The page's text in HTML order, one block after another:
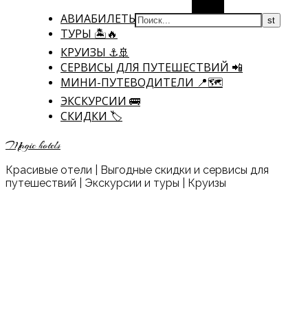
АВИАБИЛЕТЫ ✈
ТУРЫ 🏝🔥
КРУИЗЫ ⚓🚢
CЕРВИСЫ ДЛЯ ПУТЕШЕСТВИЙ 📲
МИНИ-ПУТЕВОДИТЕЛИ 📍🗺️
ЭКСКУРСИИ 🚌
СКИДКИ 🏷️
Magic hotels
Красивые отели | Выгодные скидки и сервисы для
путешествий | Экскурсии и туры | Круизы